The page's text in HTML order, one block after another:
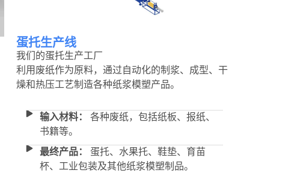
蛋托生产线
我们的蛋托生产工厂
利用废纸作为原料，通过自动化的制浆、成型、干
燥和热压工艺制造各种纸浆模塑产品。
输入材料：
各种废纸，包括纸板、报纸、
书籍等。
最终产品：
蛋托、水果托、鞋垫、育苗
杯、工业包装及其他纸浆模塑制品。